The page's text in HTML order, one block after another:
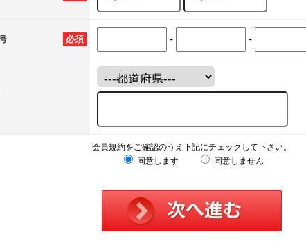
必須 - -
会員規約をご確認のうえ下記にチェックして下さい。
同意します
同意しません